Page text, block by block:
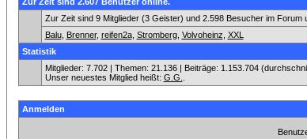
Zur Zeit sind 9 Mitglieder (3 Geister) und 2.598 Besucher im Forum
Balu, Brenner, reifen2a, Stromberg, Volvoheinz XXL
Statistik
Mitglieder: 7.702 | Themen: 21.136 | Beiträge: 1.153.704
Unser neuestes Mitglied heißt: G.G.
Anmelden